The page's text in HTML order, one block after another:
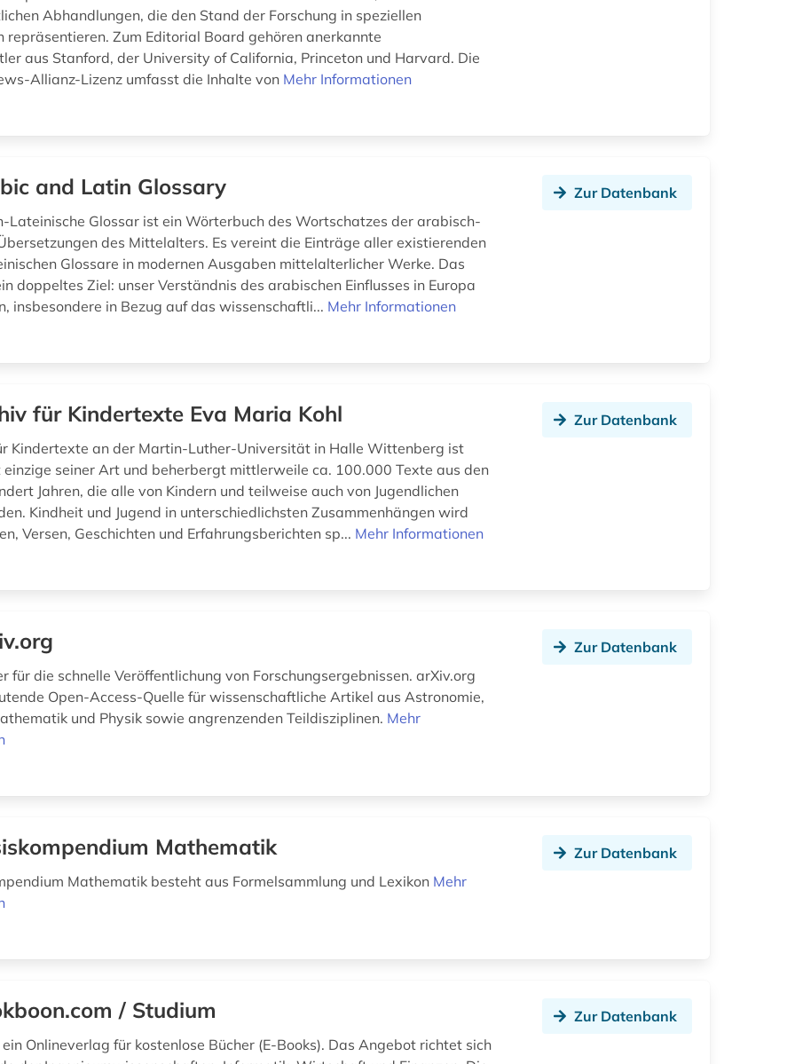
Abhandlungen, die den Stand der Forschung in speziellen
repräsentieren. Zum Editorial Board gehören anerkannte
aus Stanford, der University of California, Princeton und Harvard. Die
Allianz-Lizenz umfasst die Inhalte von Mehr Informationen
and Latin Glossary
Lateinische Glossar ist ein Wörterbuch des Wortschatzes der arabisch-
des Mittelalters. Es vereint die Einträge aller existierenden
Glossare in modernen Ausgaben mittelalterlicher Werke. Das
doppeltes Ziel: unser Verständnis des arabischen Einflusses in Europa
insbesondere in Bezug auf das wissenschaftli... Mehr Informationen
Zur Datenbank
für Kindertexte Eva Maria Kohl
Kindertexte an der Martin-Luther-Universität in Halle Wittenberg ist
seiner Art und beherbergt mittlerweile ca. 100.000 Texte aus den
Jahren, die alle von Kindern und teilweise auch von Jugendlichen
Kindheit und Jugend in unterschiedlichsten Zusammenhängen wird
Versen, Geschichten und Erfahrungsberichten sp... Mehr Informationen
Zur Datenbank
für die schnelle Veröffentlichung von Forschungsergebnissen. arXiv.org
Open-Access-Quelle für wissenschaftliche Artikel aus Astronomie,
und Physik sowie angrenzenden Teildisziplinen. Mehr
Zur Datenbank
Mathematik
Mathematik besteht aus Formelsammlung und Lexikon Mehr
Zur Datenbank
/ Studium
Onlineverlag für kostenlose Bücher (E-Books). Das Angebot richtet sich
Zur Datenbank